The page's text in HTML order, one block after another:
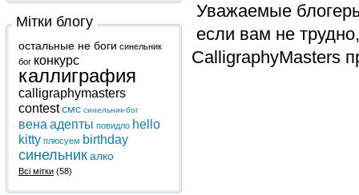
Уважаемые
если вам не
CalligraphyMasters
Мітки блогу
остальные не боги синельник
бог конкурс
каллиграфия
calligraphymasters
contestсмс синельник-бог
вена адепты повидло hello
kitty плюсуем birthday
синельникалко
Всі мітки (58)